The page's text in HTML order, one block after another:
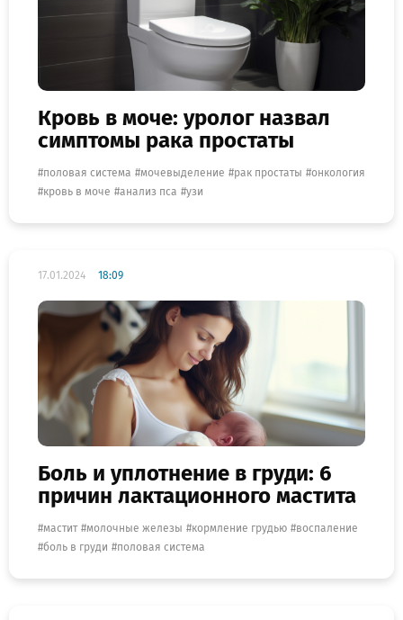
Кровь в моче: уролог назвал
симптомы рака простаты
половая система мочевыделение рак простаты
онкология
кровь в моче
анализ пса узи
17.01.2024 18:09
Боль и уплотнение в груди: 6
причин лактационного мастита
мастит молочные железы кормление грудью
воспаление
боль в груди
половая система